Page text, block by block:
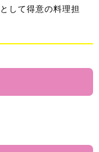
して得意の料理担